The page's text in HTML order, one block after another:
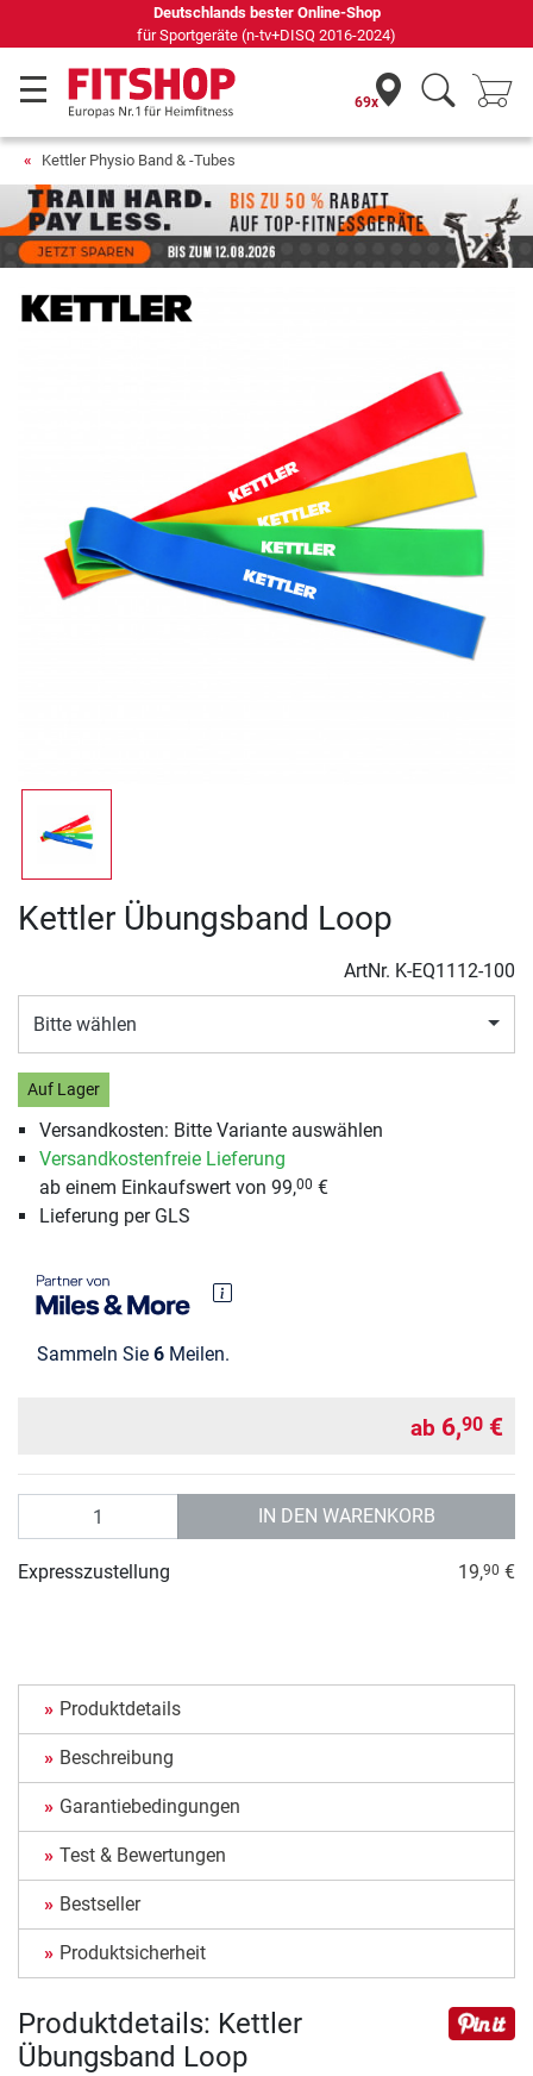
69 Fachmärkte vor Ort mit 75 eigenen Servicetechnikern
69x
Kettler Physio Band & -Tubes
Kettler Übungsband Loop
ArtNr. K-EQ1112-100
Bitte wählen
Auf Lager
Versandkosten: Bitte Variante auswählen
Versandkostenfreie Lieferung
ab einem Einkaufswert von 99,00 €
Lieferung per GLS
Sammeln Sie 6 Meilen.
ab 6,90 €
IN DEN WARENKORB
Expresszustellung 19,90 €
Produktdetails
Beschreibung
Garantiebedingungen
Test & Bewertungen
Bestseller
Produktsicherheit
Produktdetails: Kettler
Übungsband Loop